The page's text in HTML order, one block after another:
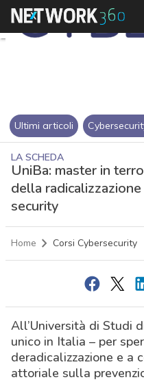
Ultimi articoli
LA SCHEDA
UniBa: master in
della
security
Home Corsi Cybersecurity
All’Università di Studi
unico in Italia – per
deradicalizzazione e a
attoriale sulla